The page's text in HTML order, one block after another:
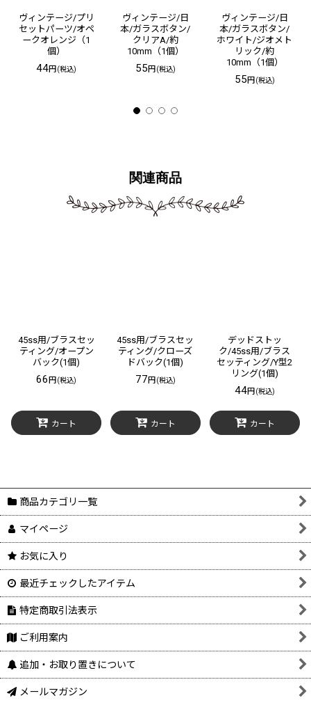
ヴィンテージ/プリ
セットパーツ/オペ
ークオレンジ（1
個）
44円(税込)
ヴィンテージ/日
本/ガラスボタン/
クリアA/約
10mm（1個）
55円(税込)
ヴィンテージ/日
本/ガラスボタン/
ホワイト/ジオメト
リック/約
10mm（1個）
55円(税込)
関連商品
45ss用/ブラスセッ
ティング/オープン
バック(1個)
66円(税込)
カート
45ss用/ブラスセッ
ティング/クローズ
ドバック(1個)
77円(税込)
カート
デッドストッ
ク/45ss用/ブラス
セッティング/Y型2
リング(1個)
44円(税込)
カート
商品カテゴリ一覧
マイページ
お気に入り
最近チェックしたアイテム
特定商取引法表示
ご利用案内
追加・お取り置きについて
メールマガジン